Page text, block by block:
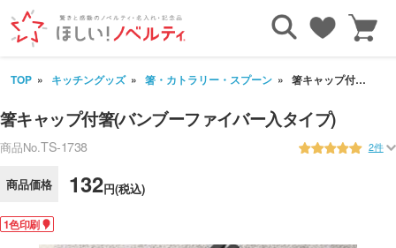
TOP キッチングッズ 箸・カトラリー・スプーン 箸キャップ付箸(バンブーファイバー入タイプ)
箸キャップ付箸(バンブーファイバー入タイプ)
商品No.TS-1738 2件
商品価格 132円(税込)
1色印刷